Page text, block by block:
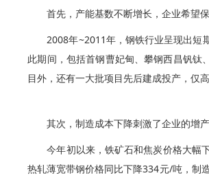
首先，产能基数不断增长，企业希望
2008年~2011年，钢铁行业呈现出短
此期间，包括首钢曹妃甸、攀钢西昌钒钛
目外，还有一大批项目先后建成投产，仅高
其次，制造成本下降刺激了企业的增产
今年初以来，铁矿石和焦炭价格大幅
热轧薄宽带钢价格同比下降334元/吨，制